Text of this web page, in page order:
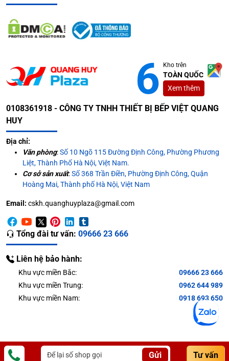
Kho trên
TOÀN QUỐC
Xem thêm
0108361918 - CÔNG TY TNHH THIẾT BỊ BẾP VIỆT QUANG
HUY
Địa chỉ:
Văn phòng:Số 10 Ngõ 115 Đường Định Công, Phường Phương
Liệt, Thành Phố Hà Nội, Việt Nam.
Cơ sở sản xuất:Số 368 Trần Điền, Phường Định Công, Quận
Hoàng Mai, Thành phố Hà Nội, Việt Nam
Email: cskh.quanghuyplaza@gmail.com
Tổng đài tư vấn: 09666 23 666
Liên hệ bảo hành:
Khu vực miền Bắc:
09666 23 666
Khu vực miền Trung:
0962 644 989
Khu vực miền Nam:
0918 693 650
Gửi Tư vấn